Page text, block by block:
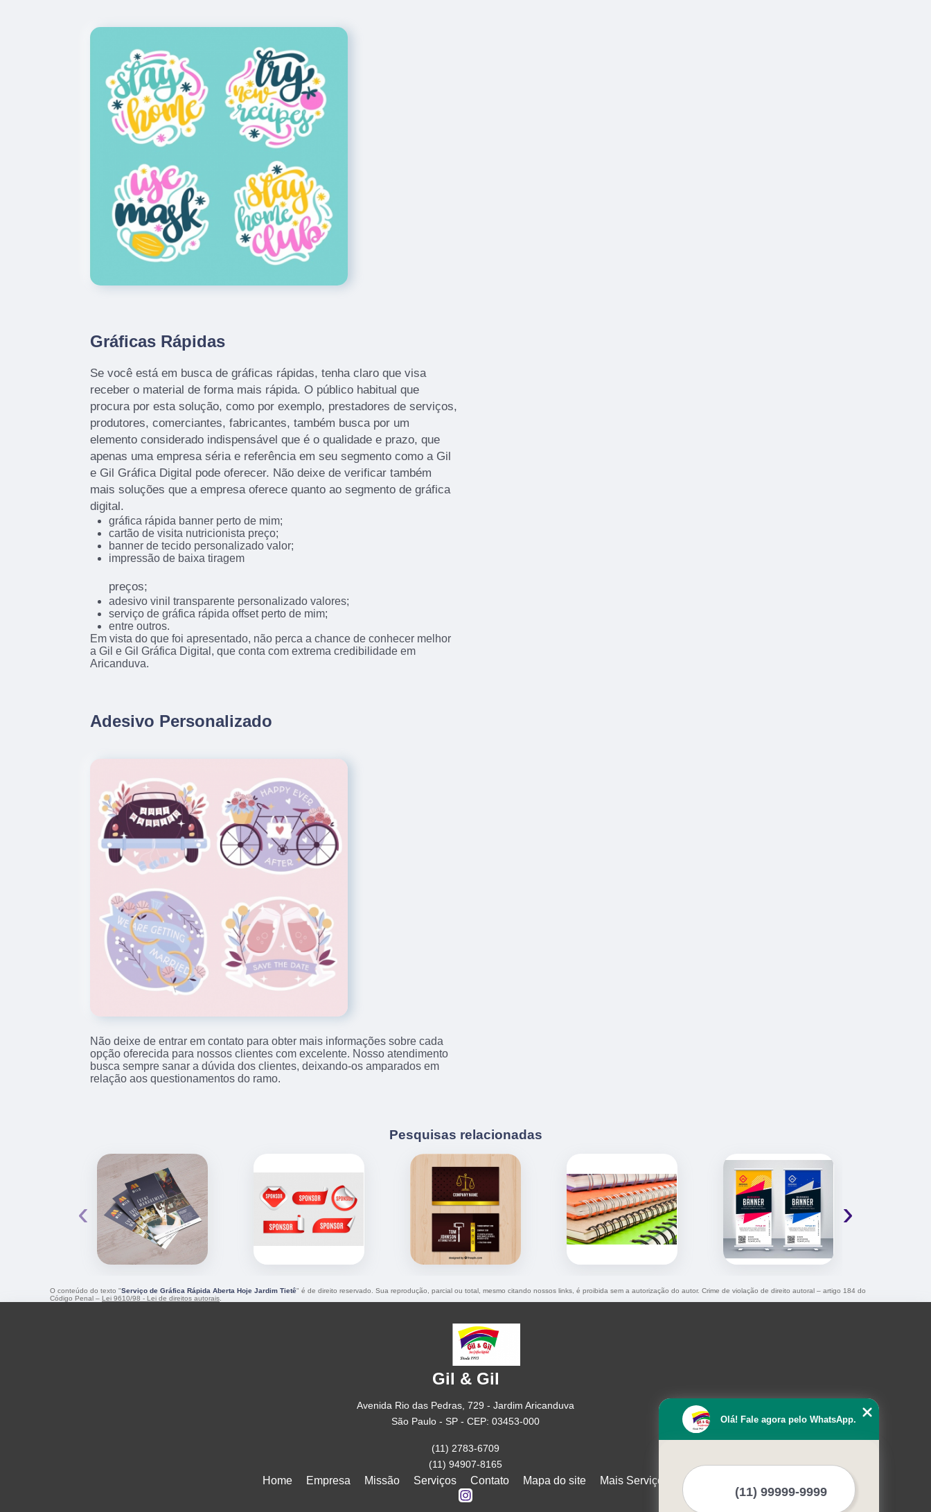
Gráficas Rápidas
Se você está em busca de gráficas rápidas, tenha claro que visa
receber o material de forma mais rápida. O público habitual que
procura por esta solução, como por exemplo, prestadores de serviços,
produtores, comerciantes, fabricantes, também busca por um
elemento considerado indispensável que é o qualidade e prazo, que
apenas uma empresa séria e referência em seu segmento como a Gil
e Gil Gráfica Digital pode oferecer. Não deixe de verificar também
mais soluções que a empresa oferece quanto ao segmento de gráfica
digital.
gráfica rápida banner perto de mim;
cartão de visita nutricionista preço;
banner de tecido personalizado valor;
impressão de baixa tiragem
preços;
adesivo vinil transparente personalizado valores;
serviço de gráfica rápida offset perto de mim;
entre outros.
Em vista do que foi apresentado, não perca a chance de conhecer melhor
a Gil e Gil Gráfica Digital, que conta com extrema credibilidade em
Aricanduva.
Adesivo Personalizado
Não deixe de entrar em contato para obter mais informações sobre cada
opção oferecida para nossos clientes com excelente. Nosso atendimento
busca sempre sanar a dúvida dos clientes, deixando-os amparados em
relação aos questionamentos do ramo.
Pesquisas relacionadas
‹ ›
O conteúdo do texto "Serviço de Gráfica Rápida Aberta Hoje Jardim Tietê" é de direito reservado. Sua reprodução, parcial ou total, mesmo citando nossos links, é proibida sem a autorização do autor. Crime de violação de direito autoral – artigo 184 do
Código Penal – Lei 9610/98 - Lei de direitos autorais
Gil & Gil
Avenida Rio das Pedras, 729 - Jardim Aricanduva
São Paulo - SP - CEP: 03453-000
(11) 2783-6709
(11) 94907-8165
Home Empresa Missão Serviços Contato Mapa do site Mais Serviços
Olá! Fale agora pelo WhatsApp.